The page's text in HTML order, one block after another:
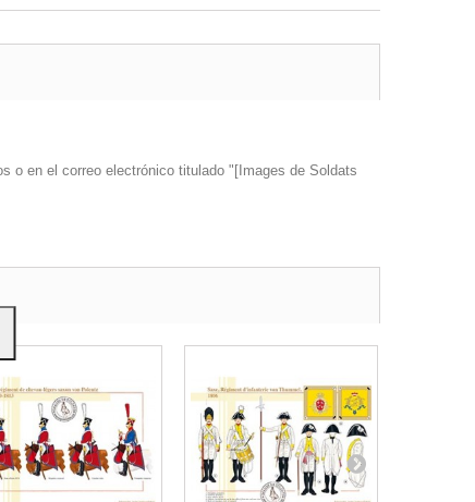
o en el correo electrónico titulado "[Images de Soldats